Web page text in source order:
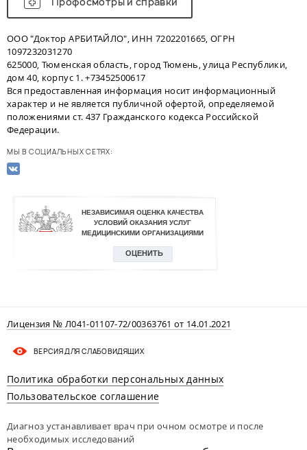
ООО "Доктор АРБИТАЙЛО", ИНН 7202201665, ОГРН
1097232031270
625000, Тюменская область, город Тюмень, улица Республики,
дом 40, корпус 1. +73452500617
Вся предоставленная информация носит информационный
характер и не является публичной офертой, определяемой
положениями ст. 437 Гражданского кодекса Российской
Федерации.
МЫ В СОЦИАЛЬНЫХ СЕТЯХ:
Лицензия № Л041-01107-72/00363761 от 14.01.2021
ВЕРСИЯ ДЛЯ СЛАБОВИДЯЩИХ
Политика обработки персональных данных
Пользовательское соглашение
Диагноз устанавливает врач при очном осмотре и после
необходимых исследований